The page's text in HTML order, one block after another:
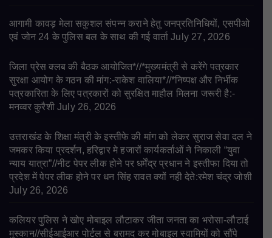
आगामी कावड़ मेला सकुशल संपन्न कराने हेतु जनप्रतिनिधियों, एसपीओ
एवं जोन 24 के पुलिस बल के साथ की गई वार्ता July 27, 2026
जिला प्रेस क्लब की बैठक आयोजित*//*मुख्यमंत्री से करेंगे पत्रकार
सुरक्षा आयोग के गठन की मांग:-राकेश वालिया*//*निष्पक्ष और निर्भीक
पत्रकारिता के लिए पत्रकारों को सुरक्षित माहौल मिलना जरूरी है:-
मनव्वर कुरैशी July 26, 2026
उत्तराखंड के शिक्षा मंत्री के इस्तीफे की मांग को लेकर सुराज सेवा दल ने
जमकर किया प्रदर्शन, हरिद्वार मे हजारों कार्यकर्ताओं ने निकाली “युवा
न्याय यात्रा”//नीट पेपर लीक होने पर धर्मेंद्र प्रधान ने इस्तीफा दिया तो
प्रदेश में पेपर लीक होने पर धन सिंह रावत क्यों नही देते:रमेश चंद्र जोशी
July 26, 2026
कलियर पुलिस ने खोए मोबाइल लौटाकर जीता जनता का भरोसा-लौटाई
मुस्कान//सीईआईआर पोर्टल से बरामद कर मोबाइल स्वामियों को सौंपे